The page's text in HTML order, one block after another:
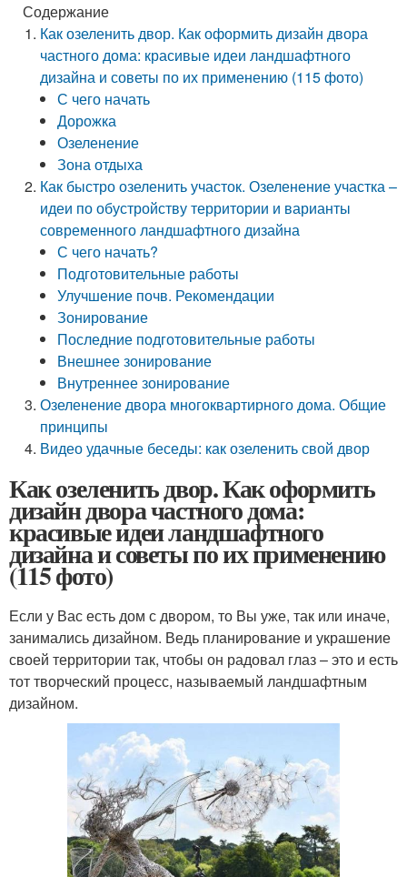
Содержание
Как озеленить двор. Как оформить дизайн двора
частного дома: красивые идеи ландшафтного
дизайна и советы по их применению (115 фото)
С чего начать
Дорожка
Озеленение
Зона отдыха
Как быстро озеленить участок. Озеленение участка –
идеи по обустройству территории и варианты
современного ландшафтного дизайна
С чего начать?
Подготовительные работы
Улучшение почв. Рекомендации
Зонирование
Последние подготовительные работы
Внешнее зонирование
Внутреннее зонирование
Озеленение двора многоквартирного дома. Общие
принципы
Видео удачные беседы: как озеленить свой двор
Как озеленить двор. Как оформить
дизайн двора частного дома:
красивые идеи ландшафтного
дизайна и советы по их применению
(115 фото)
Если у Вас есть дом с двором, то Вы уже, так или иначе,
занимались дизайном. Ведь планирование и украшение
своей территории так, чтобы он радовал глаз – это и есть
тот творческий процесс, называемый ландшафтным
дизайном.